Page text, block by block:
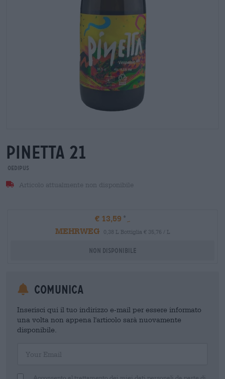
pinetta 21
Oedipus
Articolo attualmente non disponibile
€ 13,59
MEHRWEG
0,38 L Bottiglia € 35,76 / L
Non disponibile
Comunica
Inserisci qui il tuo indirizzo e-mail per essere informato
una volta non appena l'articolo sarà nuovamente
disponibile.
Acconsento al trattamento dei miei dati personali da parte di